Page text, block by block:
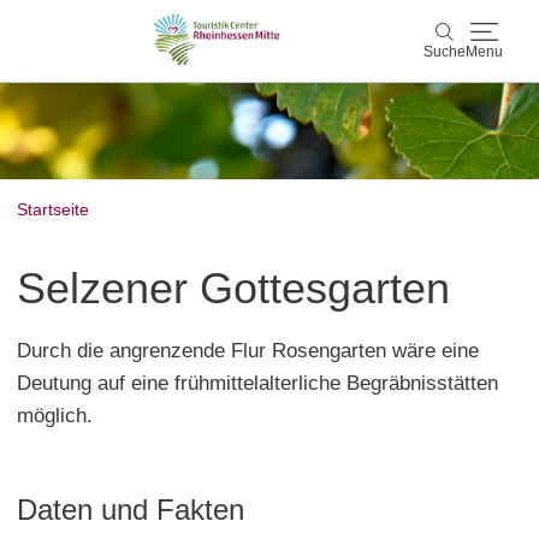
Suche Menu
Suche
Rheinhessen Mitte
Service & Unterkünfte
Startseite
Selzener Gottesgarten
Durch die angrenzende Flur Rosengarten wäre eine
Deutung auf eine frühmittelalterliche Begräbnisstätten
möglich.
Daten und Fakten